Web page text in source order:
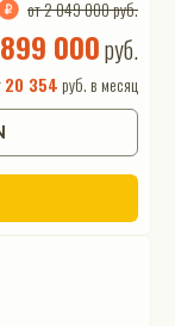
от 2 049 000 руб.
000руб.
20 354 руб. в месяц